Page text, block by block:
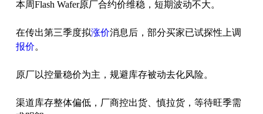
本周Flash Wafer原厂合约价维稳，短期波动不大。
在传出第三季度拟涨价消息后，部分买家已试探性上调
报价。
原厂以控量稳价为主，规避库存被动去化风险。
渠道库存整体偏低，厂商控出货、慎拉货，等待旺季需